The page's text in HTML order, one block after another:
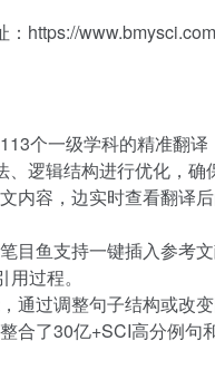
https://
个一级学科的精准翻
逻辑结构进行优化，确
内容，边实时查看翻译
目鱼支持一键插入参考
过程。
通过调整句子结构或改
合了30亿+SCI高分例